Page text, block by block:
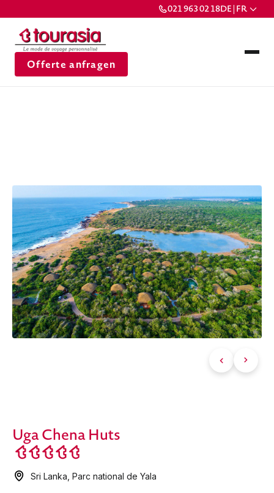
021 963 02 18DE | FR
Offerte anfragen
Uga Chena Huts
Sri Lanka ,Parc national de Yala